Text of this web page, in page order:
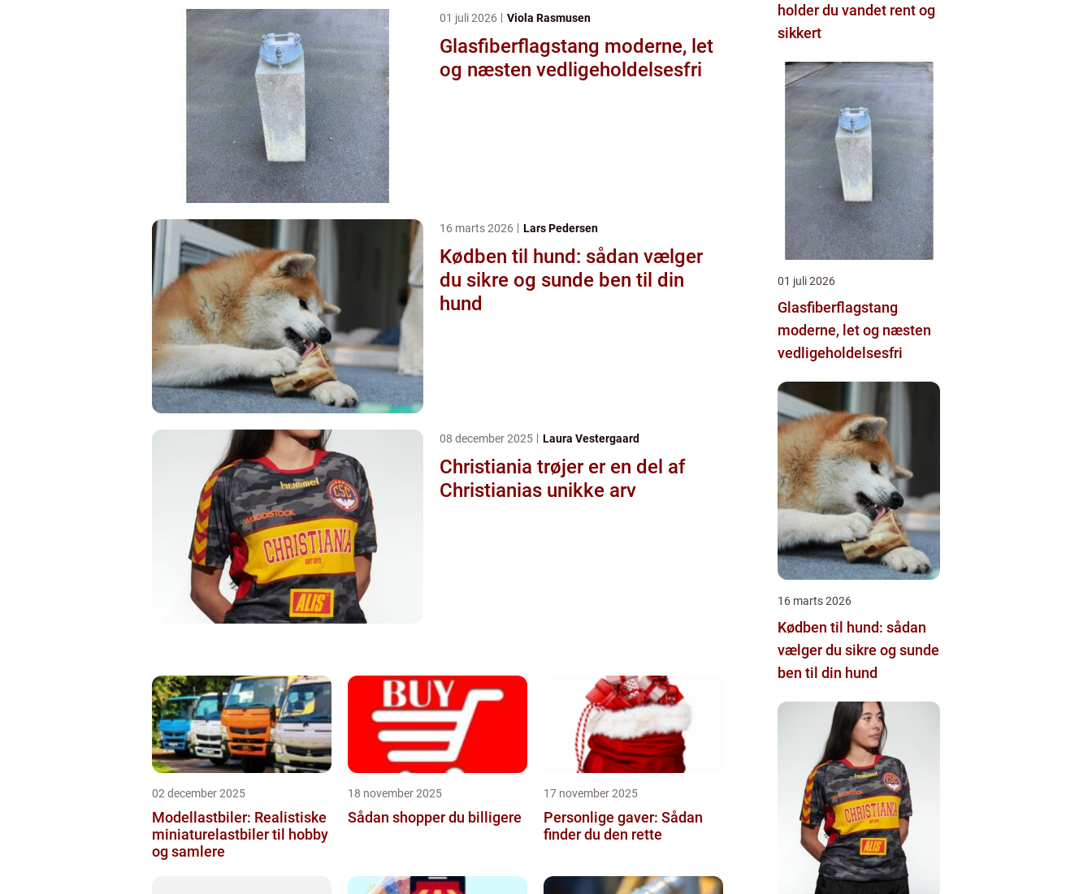
01 juli 2026 Viola Rasmusen
Glasfiberflagstang moderne, let
og næsten vedligeholdelsesfri
16 marts 2026 Lars Pedersen
Kødben til hund: sådan vælger
du sikre og sunde ben til din
hund
08 december 2025 Laura Vestergaard
Christiania trøjer er en del af
Christianias unikke arv
02 december 2025
Modellastbiler: Realistiske
miniaturelastbiler til hobby
og samlere
18 november 2025
Sådan shopper du billigere
17 november 2025
Personlige gaver: Sådan
finder du den rette
holder du vandet rent og
sikkert
01 juli 2026
Glasfiberflagstang
moderne, let og næsten
vedligeholdelsesfri
16 marts 2026
Kødben til hund: sådan
vælger du sikre og sunde
ben til din hund